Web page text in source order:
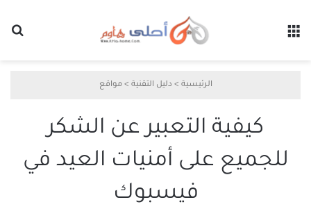
الرئيسية > دليل التقنية > مواقع
كيفية التعبير عن الشكر
للجميع على أمنيات العيد في
فيسبوك